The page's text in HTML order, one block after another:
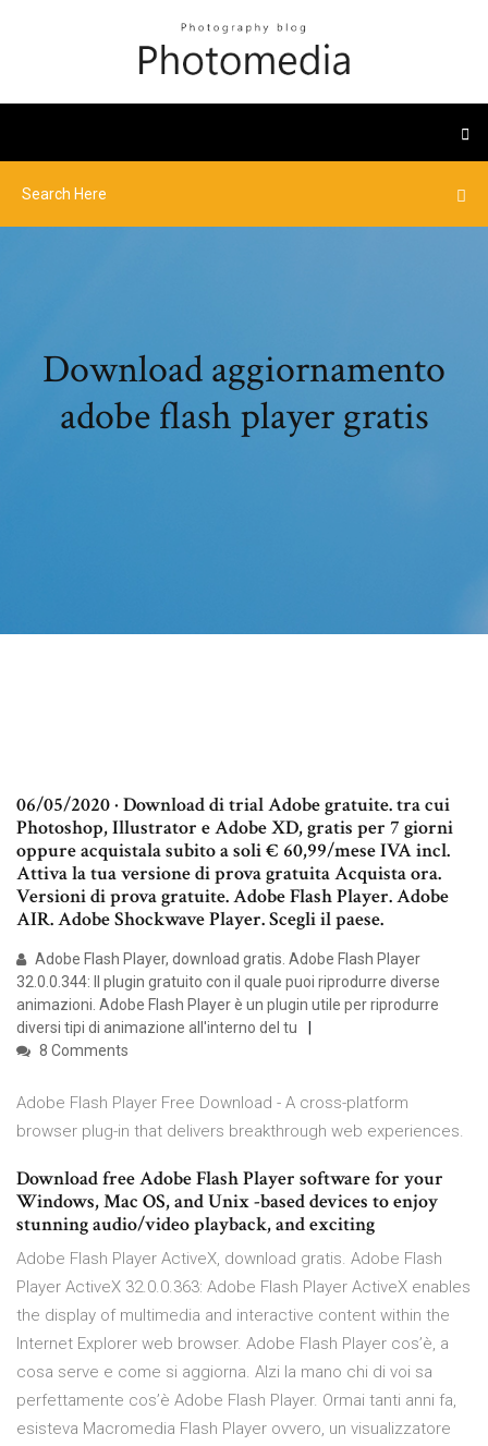
Download aggiornamento
adobe flash player gratis
06/05/2020 · Download di trial Adobe gratuite. tra cui
Photoshop, Illustrator e Adobe XD, gratis per 7 giorni
oppure acquistala subito a soli € 60,99/mese IVA incl.
Attiva la tua versione di prova gratuita Acquista ora.
Versioni di prova gratuite. Adobe Flash Player. Adobe
AIR. Adobe Shockwave Player. Scegli il paese.
Adobe Flash Player, download gratis. Adobe Flash Player
32.0.0.344: Il plugin gratuito con il quale puoi riprodurre diverse
animazioni. Adobe Flash Player è un plugin utile per riprodurre
diversi tipi di animazione all'interno del tu
8 Comments
Adobe Flash Player Free Download - A cross-platform
browser plug-in that delivers breakthrough web experiences.
Download free Adobe Flash Player software for your
Windows, Mac OS, and Unix -based devices to enjoy
stunning audio/video playback, and exciting
Adobe Flash Player ActiveX, download gratis. Adobe Flash
Player ActiveX 32.0.0.363: Adobe Flash Player ActiveX enables
the display of multimedia and interactive content within the
Internet Explorer web browser. Adobe Flash Player cos’è, a
cosa serve e come si aggiorna. Alzi la mano chi di voi sa
perfettamente cos’è Adobe Flash Player. Ormai tanti anni fa,
esisteva Macromedia Flash Player ovvero, un visualizzatore